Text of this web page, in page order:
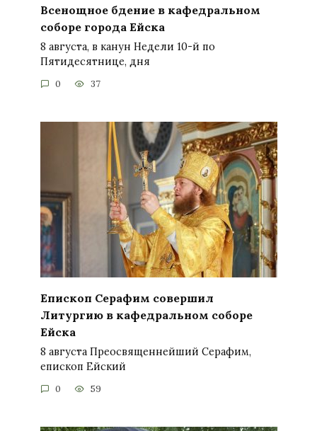
Всенощное бдение в кафедральном
соборе города Ейска
8 августа, в канун Недели 10-й по
Пятидесятнице, дня
0 37
Епископ Серафим совершил
Литургию в кафедральном соборе
Ейска
8 августа Преосвященнейший Серафим,
епископ Ейский
0 59